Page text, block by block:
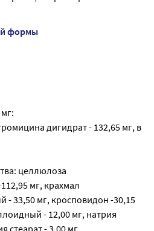
формы
дигидрат - 132,65 мг, в
целлюлоза
мг, крахмал
- 33,50 мг, кросповидон -30,15
- 12,00 мг, натрия